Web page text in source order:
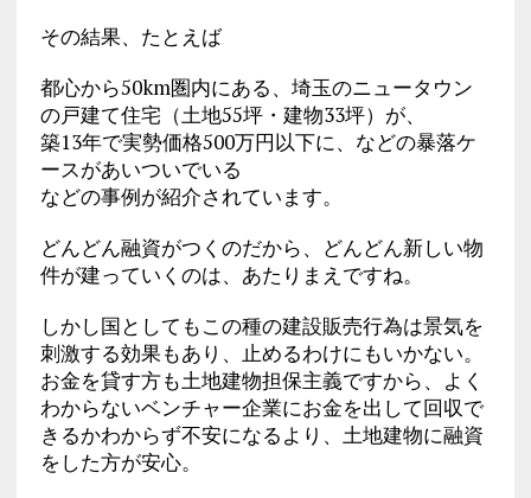
その結果、たとえば
都心から50km圏内にある、埼玉のニュータウン
の戸建て住宅（土地55坪・建物33坪）が、
築13年で実勢価格500万円以下に、などの暴落ケ
ースがあいついでいる
などの事例が紹介されています。
どんどん融資がつくのだから、どんどん新しい物
件が建っていくのは、あたりまえですね。
しかし国としてもこの種の建設販売行為は景気を
刺激する効果もあり、止めるわけにもいかない。
お金を貸す方も土地建物担保主義ですから、よく
わからないベンチャー企業にお金を出して回収で
きるかわからず不安になるより、土地建物に融資
をした方が安心。